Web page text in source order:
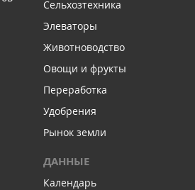
Сельхозтехника
Элеваторы
Животноводство
Овощи и фрукты
Переработка
Удобрения
Рынок земли
ДАННЫЕ
Календарь